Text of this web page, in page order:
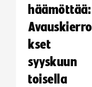
häämöttää:
Avauskierro
kset
syyskuun
toisella